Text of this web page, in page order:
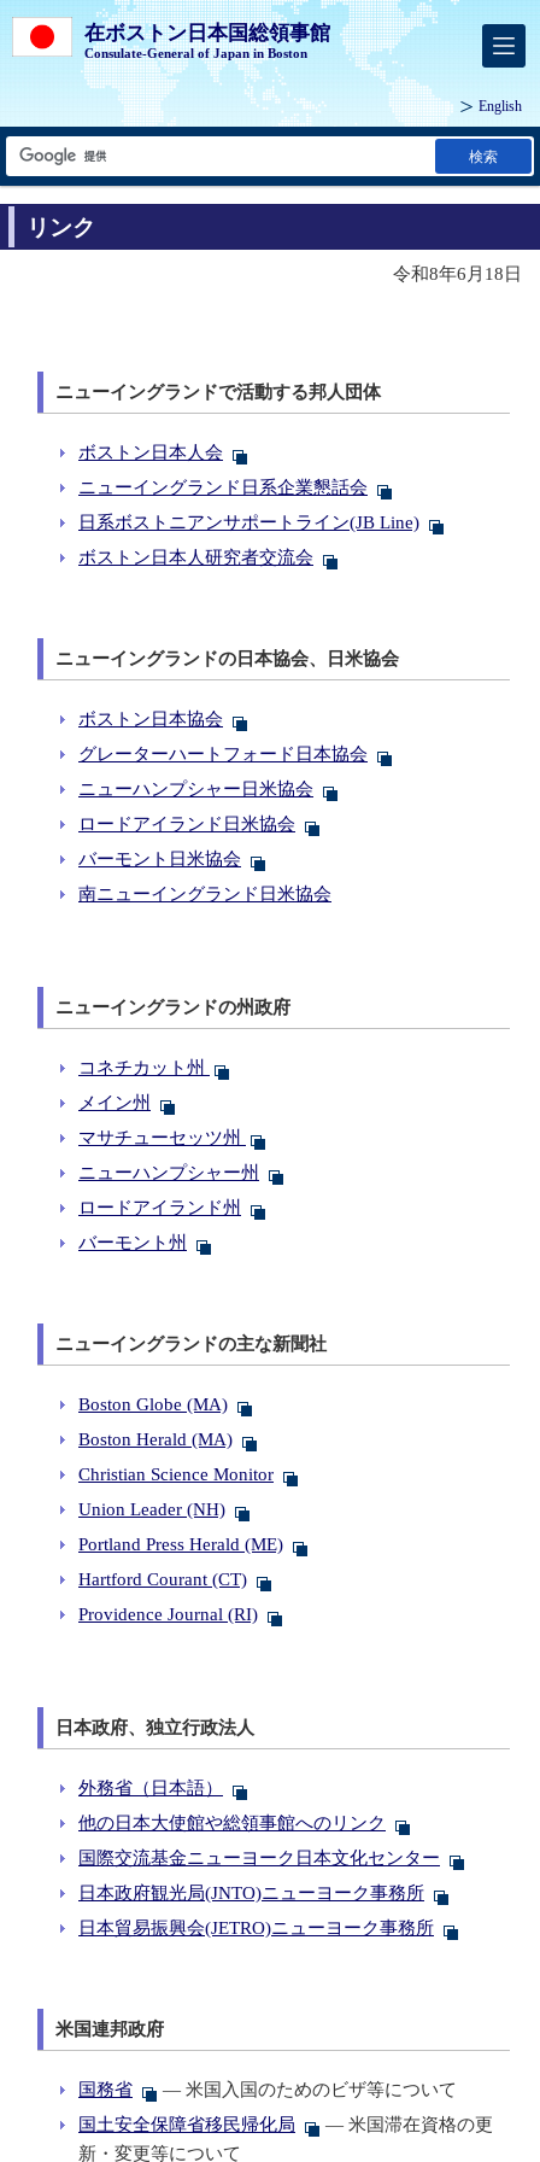
在ボストン日本国総領事館
Consulate-General of Japan in Boston
English
検索
リンク
令和8年6月18日
ニューイングランドで活動する邦人団体
ボストン日本人会
ニューイングランド日系企業懇話会
日系ボストニアンサポートライン(JB Line)
ボストン日本人研究者交流会
ニューイングランドの日本協会、日米協会
ボストン日本協会
グレーターハートフォード日本協会
ニューハンプシャー日米協会
ロードアイランド日米協会
バーモント日米協会
南ニューイングランド日米協会
ニューイングランドの州政府
コネチカット州
メイン州
マサチューセッツ州
ニューハンプシャー州
ロードアイランド州
バーモント州
ニューイングランドの主な新聞社
Boston Globe (MA)
Boston Herald (MA)
Christian Science Monitor
Union Leader (NH)
Portland Press Herald (ME)
Hartford Courant (CT)
Providence Journal (RI)
日本政府、独立行政法人
外務省（日本語）
他の日本大使館や総領事館へのリンク
国際交流基金ニューヨーク日本文化センター
日本政府観光局(JNTO)ニューヨーク事務所
日本貿易振興会(JETRO)ニューヨーク事務所
米国連邦政府
国務省
— 米国入国のためのビザ等について
国土安全保障省移民帰化局
— 米国滞在資格の更
新・変更等について